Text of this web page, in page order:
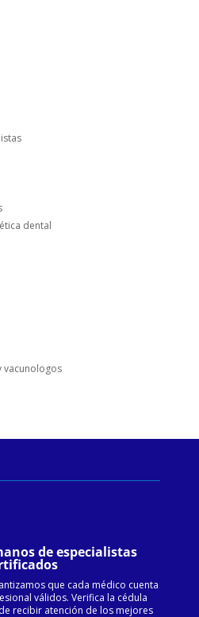
dental
vacunologos
de especialistas
que cada médico cuenta
válidos. Verifica la cédula
recibir atención de los mejores